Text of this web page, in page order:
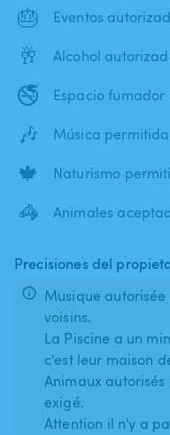
🎂 Eventos
🥂 Alcohol
🚭 Espacio fumador
🎶 Música permitida
🍁 Naturismo
🦓 Animales
Precisiones del
Musique
voisins.
La Piscine a un
c'est leur maison
Animaux
exigé.
Attention il n'y a